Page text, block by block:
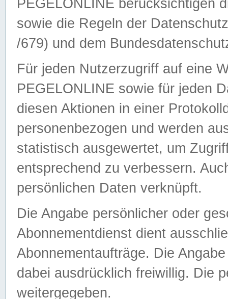
PEGELONLINE berücksichtigen
sowie die Regeln der
/679) und dem
Für jeden Nutzerzugriff auf eine
PEGELONLINE sowie für jeden
diesen Aktionen in einer
personenbezogen und werden
statistisch ausgewertet, um
entsprechend zu verbessern.
persönlichen Daten verknüpft.
Die Angabe persönlicher oder
Abonnementdienst dient
Abonnementaufträge. Die
dabei ausdrücklich freiwillig. Die
weitergegeben.